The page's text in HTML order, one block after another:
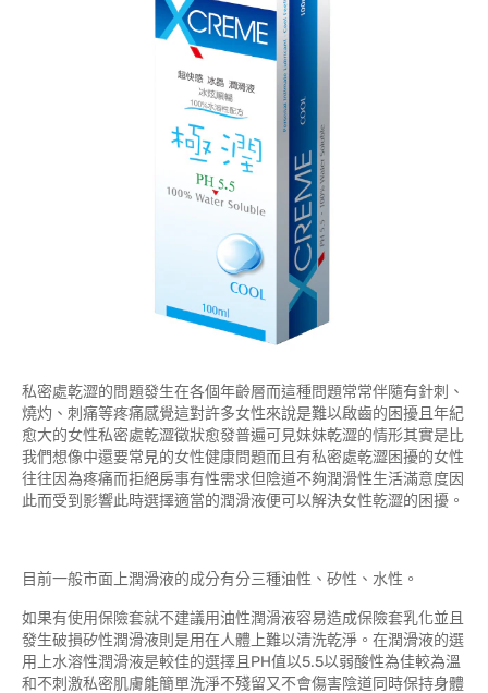
私密處乾澀的問題發生在各個年齡層而這種問題常常伴隨有針刺、
燒灼、刺痛等疼痛感覺這對許多女性來說是難以啟齒的困擾且年紀
愈大的女性私密處乾澀徵狀愈發普遍可見妹妹乾澀的情形其實是比
我們想像中還要常見的女性健康問題而且有私密處乾澀困擾的女性
往往因為疼痛而拒絕房事有性需求但陰道不夠潤滑性生活滿意度因
此而受到影響此時選擇適當的潤滑液便可以解決女性乾澀的困擾。
目前一般市面上潤滑液的成分有分三種油性、矽性、水性。
如果有使用保險套就不建議用油性潤滑液容易造成保險套乳化並且
發生破損矽性潤滑液則是用在人體上難以清洗乾淨。在潤滑液的選
用上水溶性潤滑液是較佳的選擇且PH值以5.5以弱酸性為佳較為溫
和不刺激私密肌膚能簡單洗淨不殘留又不會傷害陰道同時保持身體